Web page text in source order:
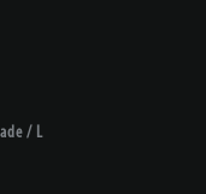
/ L